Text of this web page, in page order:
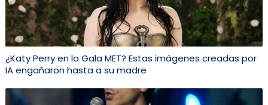
¿Katy Perry en la Gala MET? Estas imágenes creadas por
IA engañaron hasta a su madre